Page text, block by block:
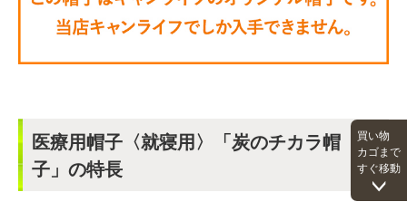
医療用帽子〈就寝用〉「炭のチカラ帽
子」の特長
買い物
カゴまで
すぐ移動